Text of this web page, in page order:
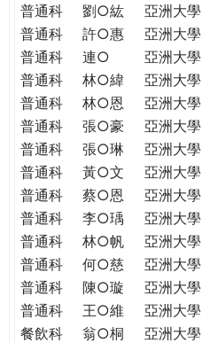
普通科
劉○紘 亞洲大學
普通科
許○惠 亞洲大學
普通科
連○ 亞洲大學
普通科
林○緯 亞洲大學
普通科
林○恩 亞洲大學
普通科
張○豪 亞洲大學
普通科
張○琳 亞洲大學
普通科
黃○文 亞洲大學
普通科
蔡○恩 亞洲大學
普通科
李○瑀 亞洲大學
普通科
林○帆 亞洲大學
普通科
何○慈 亞洲大學
普通科
陳○璇 亞洲大學
普通科
王○維 亞洲大學
餐飲科
翁○桐 亞洲大學